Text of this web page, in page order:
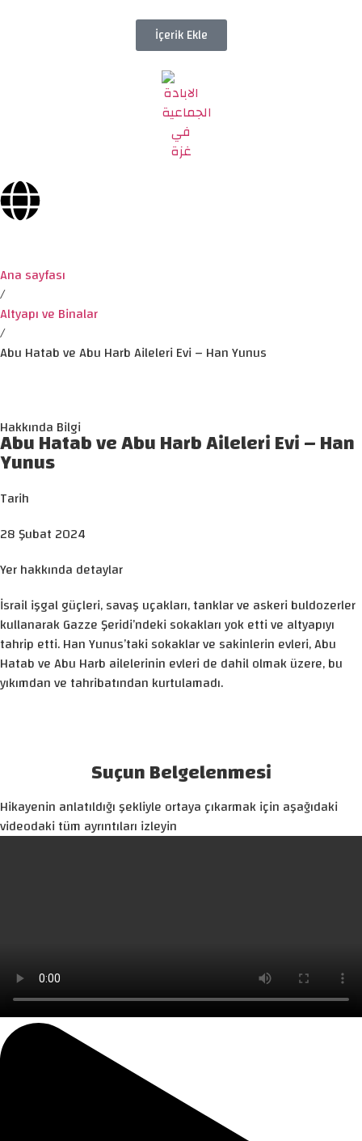
İçerik Ekle
Ana sayfası
/
Altyapı ve Binalar
/
Abu Hatab ve Abu Harb Aileleri Evi – Han Yunus
Hakkında Bilgi
Abu Hatab ve Abu Harb Aileleri Evi – Han
Yunus
Tarih
28 Şubat 2024
Yer hakkında detaylar
İsrail işgal güçleri, savaş uçakları, tanklar ve askeri buldozerler
kullanarak Gazze Şeridi’ndeki sokakları yok etti ve altyapıyı
tahrip etti. Han Yunus’taki sokaklar ve sakinlerin evleri, Abu
Hatab ve Abu Harb ailelerinin evleri de dahil olmak üzere, bu
yıkımdan ve tahribatından kurtulamadı.
Suçun Belgelenmesi
Hikayenin anlatıldığı şekliyle ortaya çıkarmak için aşağıdaki
videodaki tüm ayrıntıları izleyin